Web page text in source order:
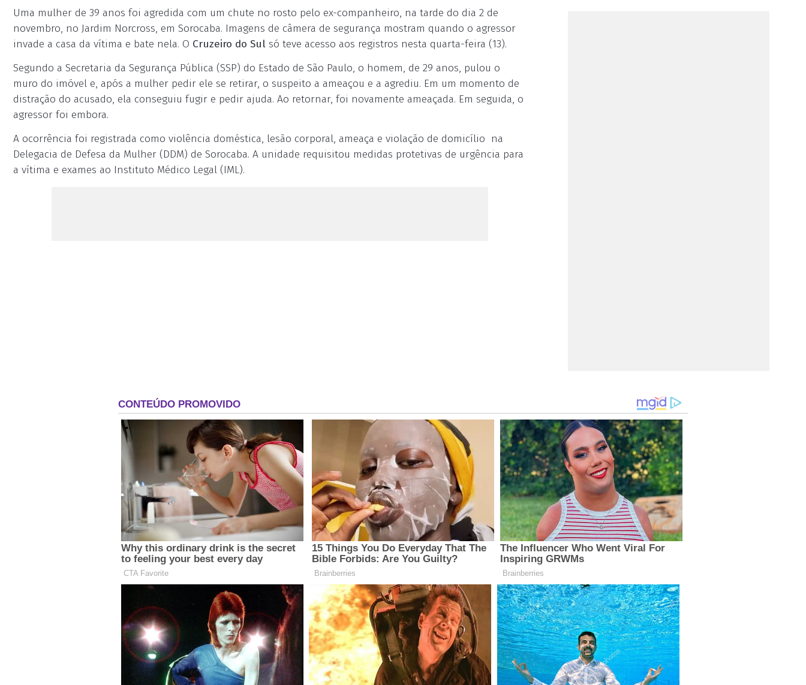
Uma mulher de 39 anos foi agredida com um chute no rosto pelo ex-companheiro, na tarde do dia 2 de
novembro, no Jardim Norcross, em Sorocaba. Imagens de câmera de segurança mostram quando o agressor
invade a casa da vítima e bate nela. O Cruzeiro do Sul só teve acesso aos registros nesta quarta-feira (13).
Segundo a Secretaria da Segurança Pública (SSP) do Estado de São Paulo, o homem, de 29 anos, pulou o
muro do imóvel e, após a mulher pedir ele se retirar, o suspeito a ameaçou e a agrediu. Em um momento de
distração do acusado, ela conseguiu fugir e pedir ajuda. Ao retornar, foi novamente ameaçada. Em seguida, o
agressor foi embora.
A ocorrência foi registrada como violência doméstica, lesão corporal, ameaça e violação de domicílio na
Delegacia de Defesa da Mulher (DDM) de Sorocaba. A unidade requisitou medidas protetivas de urgência para
a vítima e exames ao Instituto Médico Legal (IML).